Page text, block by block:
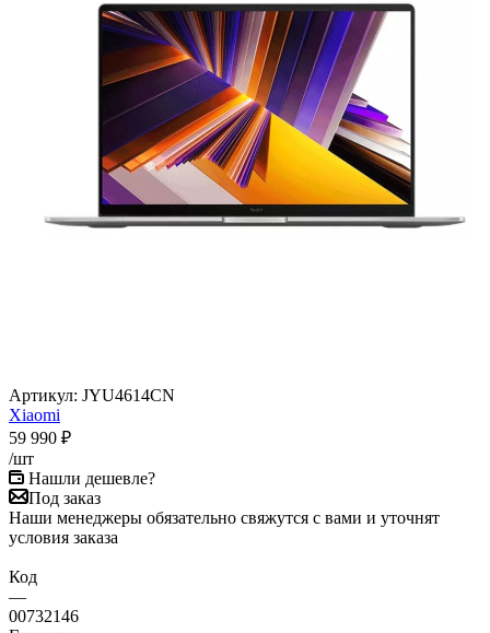
Артикул: JYU4614CN
Xiaomi
59 990 ₽
/шт
Нашли дешевле?
Под заказ
Наши менеджеры обязательно свяжутся с вами и уточнят
условия заказа
Код
—
00732146